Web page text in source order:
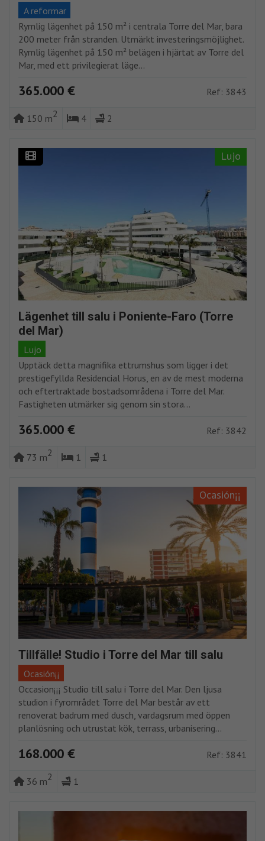
A reformar
Rymlig lägenhet på 150 m² i centrala Torre del Mar, bara
200 meter från stranden. Utmärkt investeringsmöjlighet.
Rymlig lägenhet på 150 m² belägen i hjärtat av Torre del
Mar, med ett privilegierat läge...
365.000 € Ref: 3843
150 m2 4 2
Lujo
Lägenhet till salu i Poniente-Faro (Torre
del Mar)
Lujo
Upptäck detta magnifika ettrumshus som ligger i det
prestigefyllda Residencial Horus, en av de mest moderna
och eftertraktade bostadsområdena i Torre del Mar.
Fastigheten utmärker sig genom sin stora...
365.000 € Ref: 3842
73 m2 1 1
Ocasión¡¡
Tillfälle! Studio i Torre del Mar till salu
Ocasión¡¡
Occasion¡¡¡ Studio till salu i Torre del Mar. Den ljusa
studion i fyrområdet Torre del Mar består av ett
renoverat badrum med dusch, vardagsrum med öppen
planlösning och utrustat kök, terrass, urbanisering...
168.000 € Ref: 3841
36 m2 1